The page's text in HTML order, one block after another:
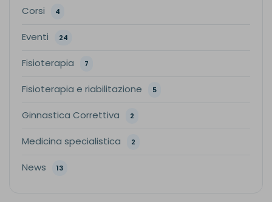
Corsi 4
Eventi 24
Fisioterapia 7
Fisioterapia e riabilitazione 5
Ginnastica Correttiva 2
Medicina specialistica 2
News 13